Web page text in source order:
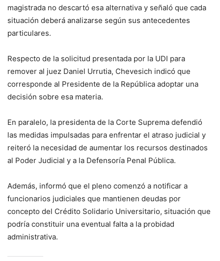
magistrada no descartó esa alternativa y señaló que cada
situación deberá analizarse según sus antecedentes
particulares.
Respecto de la solicitud presentada por la UDI para
remover al juez Daniel Urrutia, Chevesich indicó que
corresponde al Presidente de la República adoptar una
decisión sobre esa materia.
En paralelo, la presidenta de la Corte Suprema defendió
las medidas impulsadas para enfrentar el atraso judicial y
reiteró la necesidad de aumentar los recursos destinados
al Poder Judicial y a la Defensoría Penal Pública.
Además, informó que el pleno comenzó a notificar a
funcionarios judiciales que mantienen deudas por
concepto del Crédito Solidario Universitario, situación que
podría constituir una eventual falta a la probidad
administrativa.